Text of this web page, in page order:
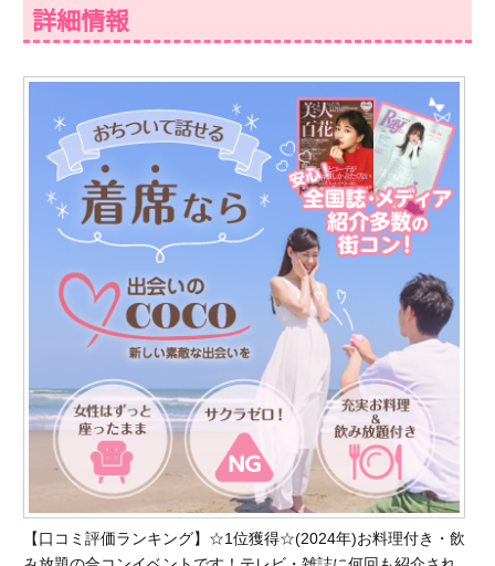
詳細情報
【口コミ評価ランキング】☆1位獲得☆(2024年)お料理付き・飲